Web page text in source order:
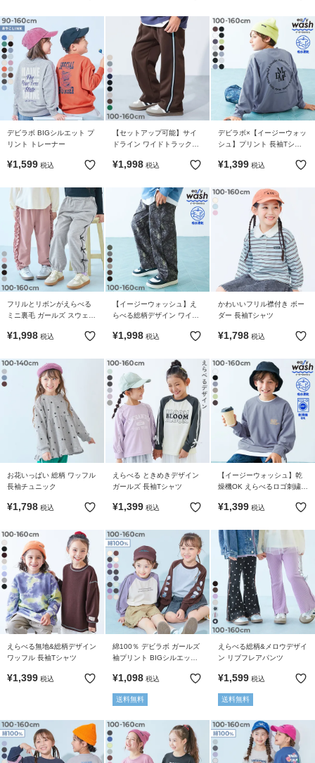
ら
探
特
集
か
ら
す
子
ど
も
服
コ
ラ
ガ
イ
ド・
ロ
ッ
ク
に
い
て
お
買
い
物
ガ
ド
よ
く
あ
デビラボ BIGシルエット プ
リント トレーナー
¥1,599 税込
【セットアップ可能】サイ
ドライン ワイドトラックパ
¥1,998 税込
デビラボ×【イージーウォッ
シュ】プリント 長袖Tシャ
¥1,399 税込
フリルとリボンがえらべる
ミニ裏毛 ガールズ スウェッ
¥1,998 税込
【イージーウォッシュ】え
らべる総柄デザイン ワイド
¥1,998 税込
かわいいフリル襟付き ボー
ダー 長袖Tシャツ
¥1,798 税込
お花いっぱい 総柄 ワッフル
長袖チュニック
¥1,798 税込
えらべる ときめきデザイン
ガールズ 長袖Tシャツ
¥1,399 税込
【イージーウォッシュ】乾
燥機OK えらべるロゴ刺繍デ
¥1,399 税込
えらべる無地&総柄デザイン
ワッフル 長袖Tシャツ
¥1,399 税込
綿100％ デビラボ ガールズ
袖プリント BIGシルエット
¥1,098 税込
送料無料
えらべる総柄&メロウデザイ
ン リブフレアパンツ
¥1,599 税込
送料無料